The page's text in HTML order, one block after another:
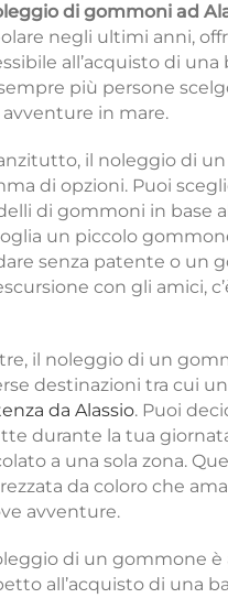
di gommoni ad
negli ultimi anni,
all’acquisto di
più persone
avventure in mare.
il noleggio di
di opzioni. Puoi
di gommoni in base
un piccolo
senza patente o un
con gli amici,
il noleggio di un
destinazioni tra cui
da Alassio. Puoi
durante la tua
a una sola zona.
da coloro che
avventure.
di un gommone
all’acquisto di una